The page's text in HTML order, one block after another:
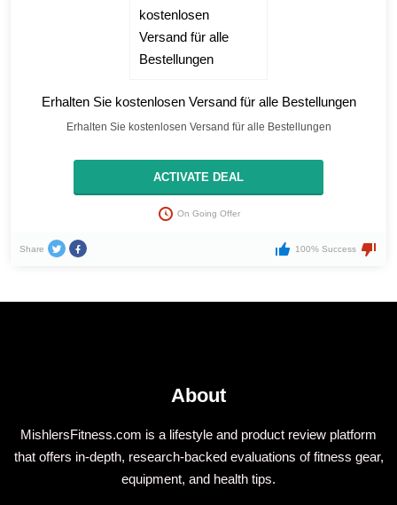
Erhalten Sie kostenlosen Versand für alle Bestellungen
Erhalten Sie kostenlosen Versand für alle Bestellungen
ACTIVATE DEAL
On Going Offer
Share 100% Success
About
MishlersFitness.com is a lifestyle and product review platform
that offers in-depth, research-backed evaluations of fitness gear,
equipment, and health tips.